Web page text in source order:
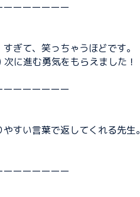
ーーーーーー
ぎて、笑っちゃうほどです。
に進む勇気をもらえました！
ーーーーーー
すい言葉で返してくれる先生。
ーーーーーー